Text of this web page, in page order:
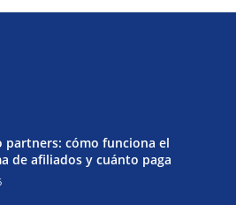
partners: cómo funciona el
de afiliados y cuánto paga